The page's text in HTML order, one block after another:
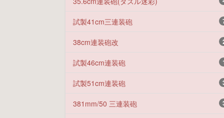
試製41cm三連装砲
38cm連装砲改
試製46cm連装砲
試製51cm連装砲
381mm/50 三連装砲